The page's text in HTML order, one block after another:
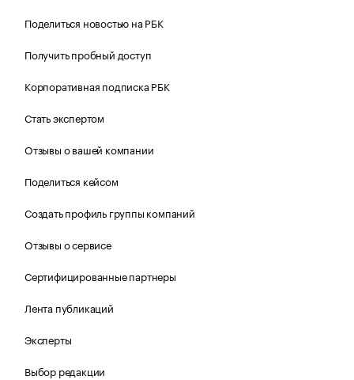
Поделиться новостью на РБК
Получить пробный доступ
Корпоративная подписка РБК
Стать экспертом
Отзывы о вашей компании
Поделиться кейсом
Создать профиль группы компаний
Отзывы о сервисе
Сертифицированные партнеры
Лента публикаций
Эксперты
Выбор редакции